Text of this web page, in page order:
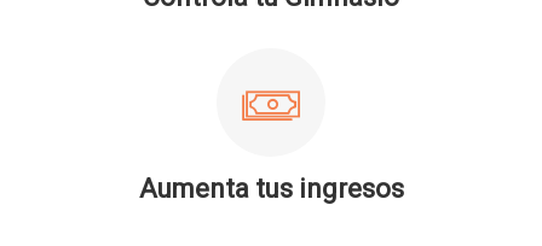
Aumenta tus ingresos